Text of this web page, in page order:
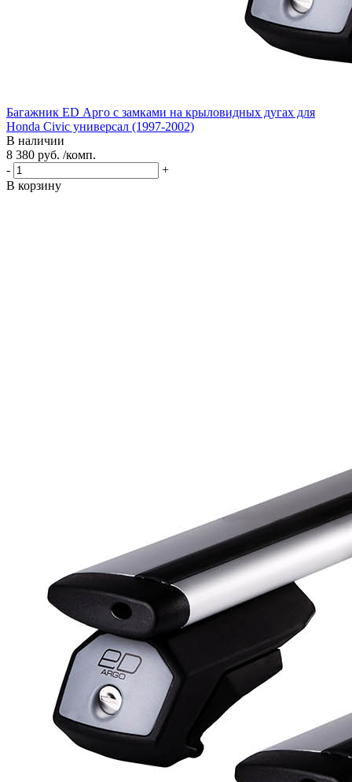
Багажник ED Арго с замками на крыловидных дугах для
Honda Civic универсал (1997-2002)
В наличии
8 380 руб. /комп.
-
+
В корзину